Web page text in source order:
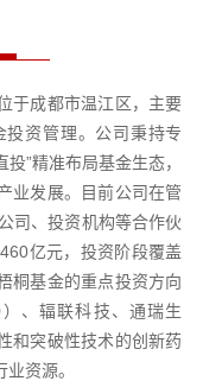
于成都市温江区，主要
投资管理。公司秉持专
”精准布局基金生态，
业发展。目前公司在管
司、投资机构等合作伙
亿元，投资阶段覆盖
桐基金的重点投资方向
、辐联科技、通瑞生
和突破性技术的创新药
资源。